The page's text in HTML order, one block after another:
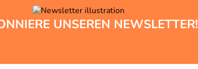
UNSEREN NEWSLETTER!